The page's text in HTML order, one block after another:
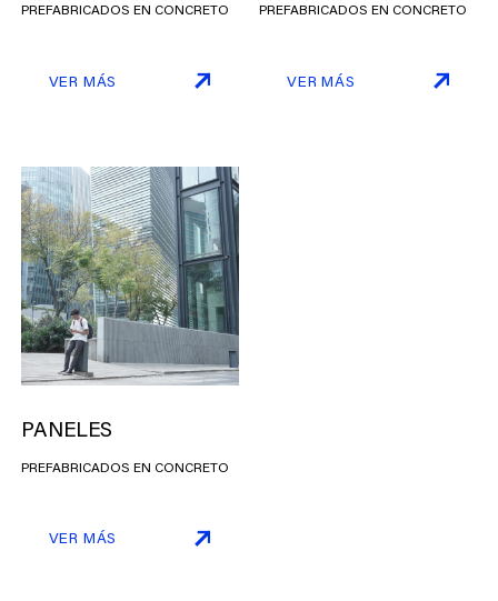
PREFABRICADOS EN CONCRETO
VER MÁS
PREFABRICADOS EN CONCRETO
VER MÁS
PANELES
PREFABRICADOS EN CONCRETO
VER MÁS